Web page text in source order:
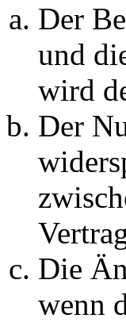
Der
und
wird
Der
Die
wenn